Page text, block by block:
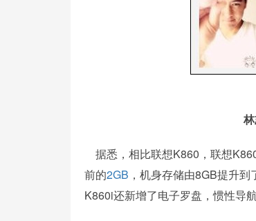
据悉，相比联想K860，联想
前的2GB ，机身存储由8GB提升到
K860i还新增了电子罗盘，惯性导